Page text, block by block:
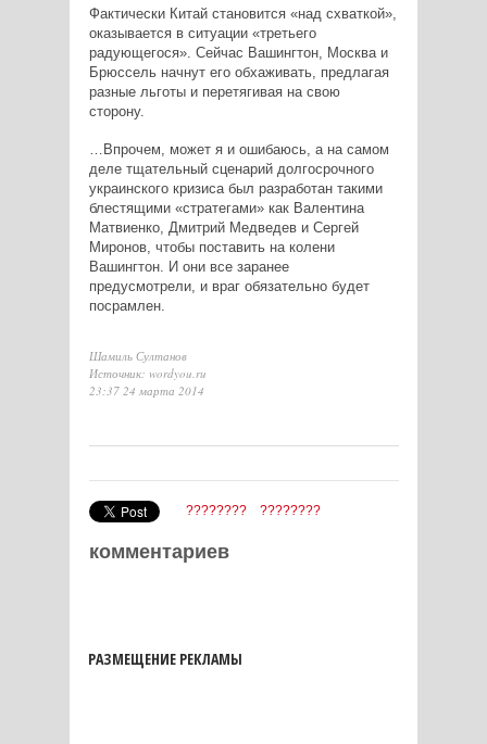
Фактически Китай становится «над схваткой»,
оказывается в ситуации «третьего
радующегося». Сейчас Вашингтон, Москва и
Брюссель начнут его обхаживать, предлагая
разные льготы и перетягивая на свою
сторону.
…Впрочем, может я и ошибаюсь, а на самом
деле тщательный сценарий долгосрочного
украинского кризиса был разработан такими
блестящими «стратегами» как Валентина
Матвиенко, Дмитрий Медведев и Сергей
Миронов, чтобы поставить на колени
Вашингтон. И они все заранее
предусмотрели, и враг обязательно будет
посрамлен.
Шамиль Султанов
Источник: wordyou.ru
23:37 24 марта 2014
???????? ????????
комментариев
РАЗМЕЩЕНИЕ РЕКЛАМЫ